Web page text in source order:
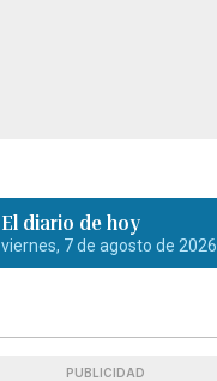
El diario de hoy
viernes, 7 de agosto de 2026
PUBLICIDAD